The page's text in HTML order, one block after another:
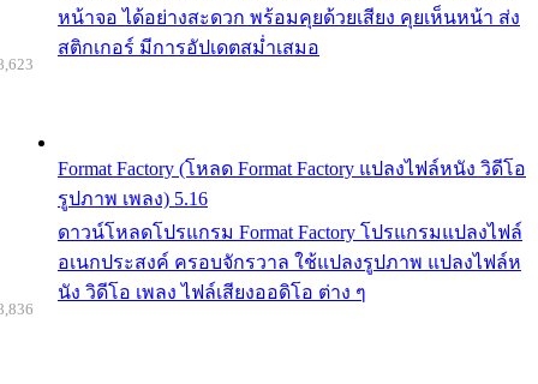
หน้าจอ ได้อย่างสะดวก พร้อมคุยด้วยเสียง คุยเห็นหน้า ส่ง
สติกเกอร์ มีการอัปเดตสม่ำเสมอ
Format Factory (โหลด Format Factory แปลงไฟล์หนัง วิดีโอ
รูปภาพ เพลง) 5.16
ดาวน์โหลดโปรแกรม Format Factory โปรแกรมแปลงไฟล์
อเนกประสงค์ ครอบจักรวาล ใช้แปลงรูปภาพ แปลงไฟล์ห
นัง วิดีโอ เพลง ไฟล์เสียงออดิโอ ต่าง ๆ